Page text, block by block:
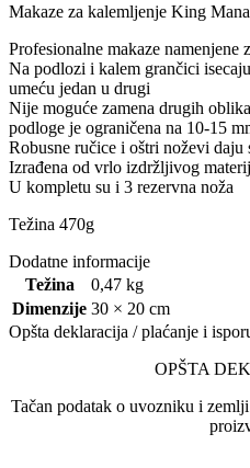
Makaze za kalemljenje King
Profesionalne makaze
Na podlozi i kalem grančici
umeću jedan u drugi
Nije moguće zamena drugih
podloge je ograničena na 10-15
Robusne ručice i oštri noževi daju
Izrađena od vrlo izdržljivog
U kompletu su i 3 rezervna noža
Težina 470g
Dodatne informacije
Težina
0,47 kg
Dimenzije 30 × 20 cm
Opšta deklaracija / plaćanje i
OPŠTA
Tačan podatak o uvozniku i